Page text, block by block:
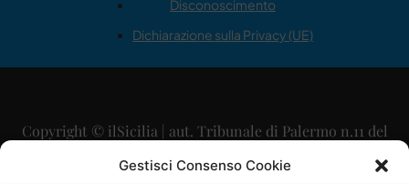
Gestisci Consenso Cookie
Disconoscimento
Dichiarazione sulla Privacy (UE)
Copyright © ilSicilia | aut. Tribunale di Palermo n.11 del
29/09/2015